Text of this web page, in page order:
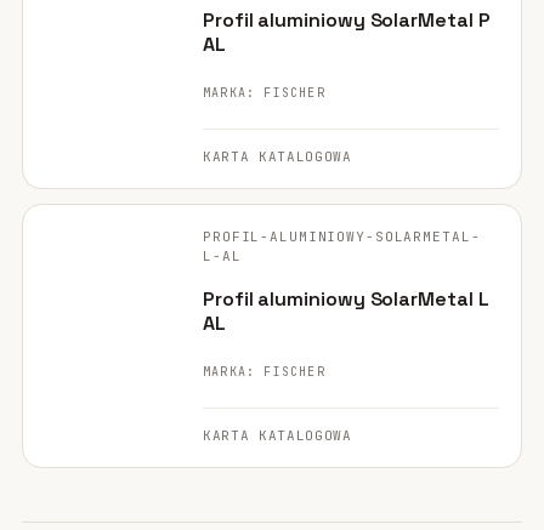
Profil aluminiowy SolarMetal P
AL
MARKA: FISCHER
KARTA KATALOGOWA
FISCHER ·
ORYGINALNE ZDJĘCIE
PROFIL-ALUMINIOWY-SOLARMETAL-
L-AL
Profil aluminiowy SolarMetal L
AL
MARKA: FISCHER
KARTA KATALOGOWA